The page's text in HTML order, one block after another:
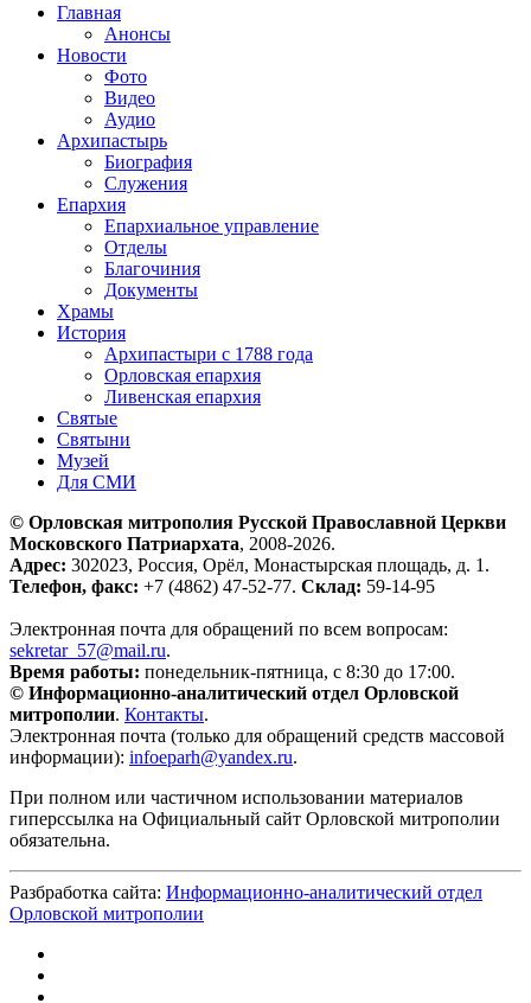
Главная
Анонсы
Новости
Фото
Видео
Аудио
Архипастырь
Биография
Служения
Епархия
Епархиальное управление
Отделы
Благочиния
Документы
Храмы
История
Архипастыри с 1788 года
Орловская епархия
Ливенская епархия
Святые
Святыни
Музей
Для СМИ
© Орловская митрополия Русской Православной Церкви
Московского Патриархата, 2008-2026.
Адрес: 302023, Россия, Орёл, Монастырская площадь, д. 1.
Телефон, факс: +7 (4862) 47-52-77. Склад: 59-14-95
Электронная почта для обращений по всем вопросам:
sekretar_57@mail.ru.
Время работы: понедельник-пятница, с 8:30 до 17:00.
© Информационно-аналитический отдел Орловской
митрополии. Контакты.
Электронная почта (только для обращений средств массовой
информации): infoeparh@yandex.ru.
При полном или частичном использовании материалов
гиперссылка на Официальный сайт Орловской митрополии
обязательна.
Разбработка сайта: Информационно-аналитический отдел
Орловской митрополии